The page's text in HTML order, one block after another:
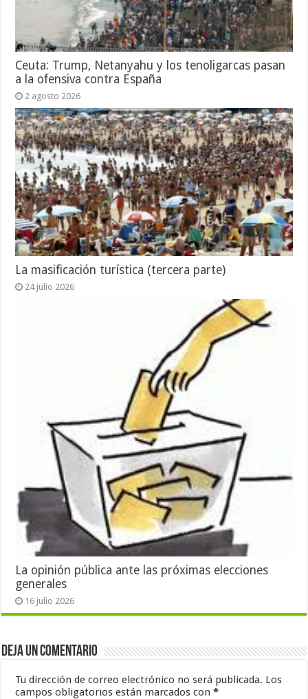
Ceuta: Trump, Netanyahu y los tenoligarcas pasan
a la ofensiva contra España
2 agosto 2026
La masificación turística (tercera parte)
24 julio 2026
La opinión pública ante las próximas elecciones
generales
16 julio 2026
Deja un comentario
Tu dirección de correo electrónico no será publicada. Los
campos obligatorios están marcados con*